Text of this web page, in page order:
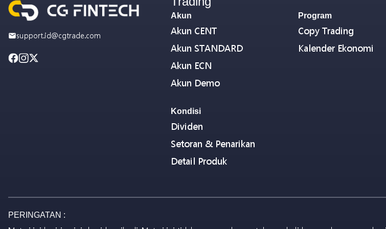
support.id@cgtrade.com
Akun
Akun CENT
Akun STANDARD
Akun ECN
Akun Demo
Kondisi
Dividen
Setoran & Penarikan
Detail Produk
Program
Copy Trading
Kalender Ekonomi
PERINGATAN :